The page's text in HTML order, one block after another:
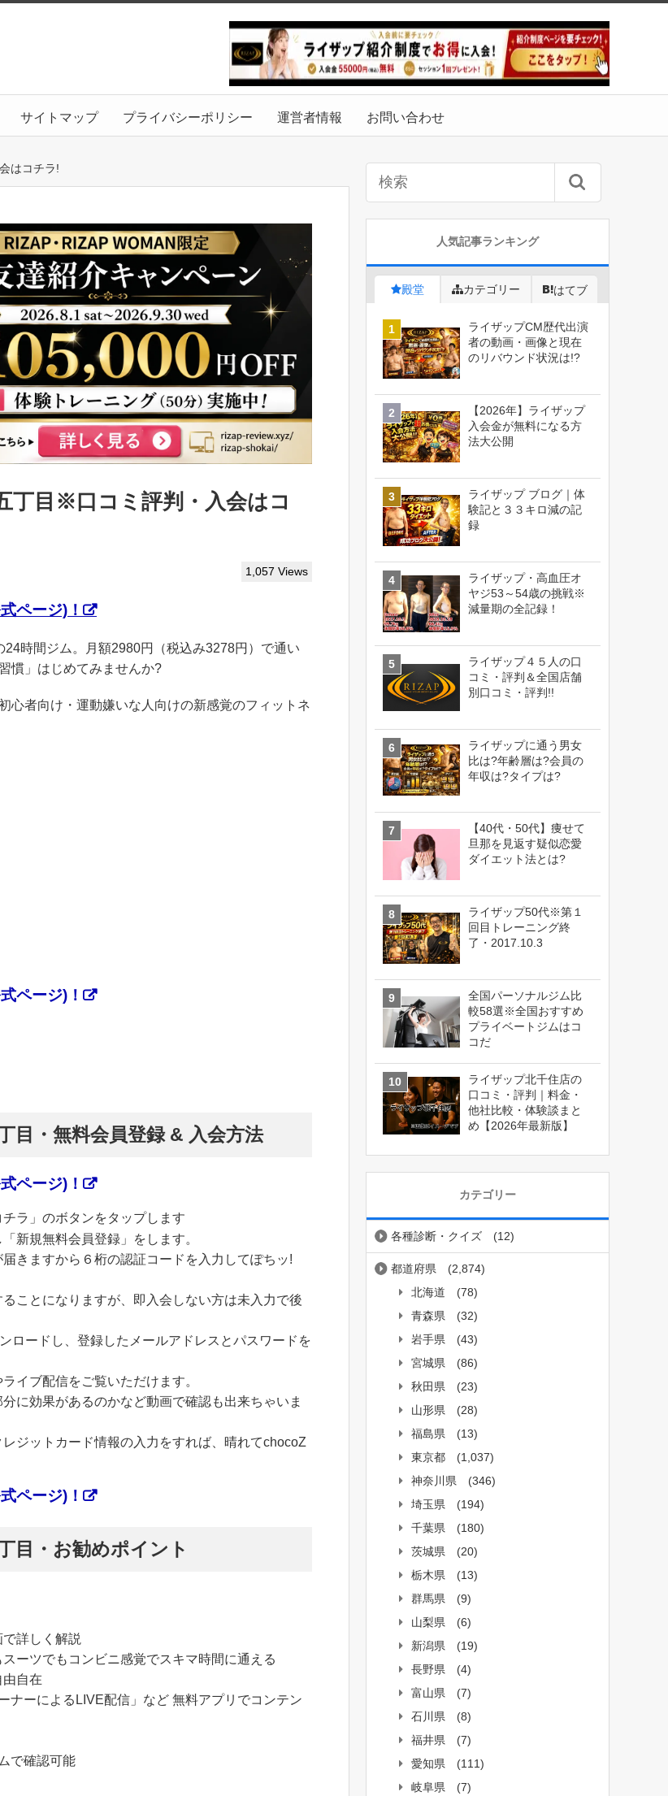
サイトマップ プライバシーポリシー 運営者情報 お問い合わせ
はコチラ!
丁目※口コミ評判・入会はコ
1,057 Views
ページ)！
時間ジム。月額2980円（税込み3278円）で通い
慣」はじめてみませんか?
心者向け・運動嫌いな人向けの新感覚のフィットネ
ページ)！
目・無料会員登録 & 入会方法
ページ)！
ラ」のボタンをタップします
新規無料会員登録」をします。
きますから６桁の認証コードを入力してぽちッ!
ことになりますが、即入会しない方は未入力で後
ロードし、登録したメールアドレスとパスワードを
イブ配信をご覧いただけます。
に効果があるのかなど動画で確認も出来ちゃいま
ジットカード情報の入力をすれば、晴れてchocoZ
ページ)！
目・お勧めポイント
詳しく解説
ーツでもコンビニ感覚でスキマ時間に通える
自在
ナーによるLIVE配信」など 無料アプリでコンテン
で確認可能
人気記事ランキング
殿堂 カテゴリー はてブ
ライザップCM歴代出演
者の動画・画像と現在
のリバウンド状況は!?
【2026年】ライザップ
入会金が無料になる方
法大公開
ライザップ ブログ｜体
験記と３３キロ減の記
録
ライザップ・高血圧オ
ヤジ53～54歳の挑戦※
減量期の全記録！
ライザップ４５人の口
コミ・評判＆全国店舗
別口コミ・評判!!
ライザップに通う男女
比は?年齢層は?会員の
年収は?タイプは?
【40代・50代】痩せて
旦那を見返す疑似恋愛
ダイエット法とは?
ライザップ50代※第１
回目トレーニング終
了・2017.10.3
全国パーソナルジム比
較58選※全国おすすめ
プライベートジムはコ
コだ
ライザップ北千住店の
口コミ・評判｜料金・
他社比較・体験談まと
め【2026年最新版】
カテゴリー
各種診断・クイズ (12)
都道府県
(2,874)
北海道
(78)
青森県
(32)
岩手県
(43)
宮城県
(86)
秋田県
(23)
山形県
(28)
福島県
(13)
東京都
(1,037)
神奈川県
(346)
埼玉県
(194)
千葉県
(180)
茨城県
(20)
栃木県
(13)
群馬県
(9)
山梨県
(6)
新潟県
(19)
長野県
(4)
富山県
(7)
石川県
(8)
福井県
(7)
愛知県
(111)
岐阜県
(7)